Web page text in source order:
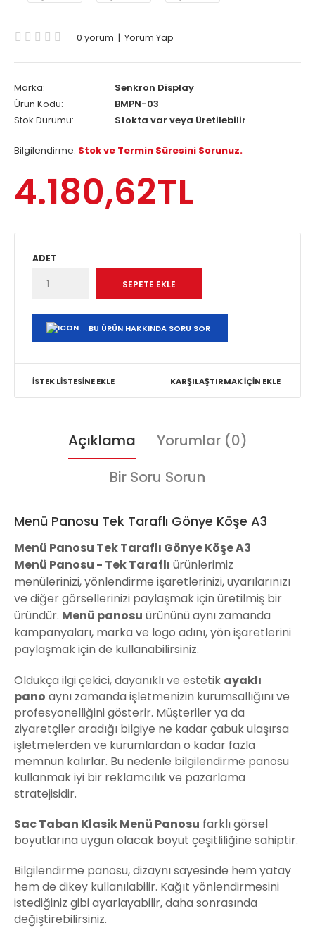
0 yorum | Yorum Yap
Marka:
Senkron Display
Ürün Kodu:
BMPN-03
Stok Durumu:
Stokta var veya Üretilebilir
Bilgilendirme: Stok ve Termin Süresini Sorunuz.
4.180,62TL
ADET
BU ÜRÜN HAKKINDA SORU SOR
İSTEK LISTESINE EKLE KARŞILAŞTIRMAK İÇIN EKLE
Açıklama
Yorumlar (0)
Bir Soru Sorun
Menü Panosu Tek Taraflı Gönye Köşe A3
Menü Panosu Tek Taraflı Gönye Köşe A3
Menü Panosu - Tek Taraflı ürünlerimiz
menülerinizi, yönlendirme işaretlerinizi, uyarılarınızı
ve diğer görsellerinizi paylaşmak için üretilmiş bir
üründür. Menü panosu ürününü aynı zamanda
kampanyaları, marka ve logo adını, yön işaretlerini
paylaşmak için de kullanabilirsiniz.
Oldukça ilgi çekici, dayanıklı ve estetik ayaklı
pano aynı zamanda işletmenizin kurumsallığını ve
profesyonelliğini gösterir. Müşteriler ya da
ziyaretçiler aradığı bilgiye ne kadar çabuk ulaşırsa
işletmelerden ve kurumlardan o kadar fazla
memnun kalırlar. Bu nedenle bilgilendirme panosu
kullanmak iyi bir reklamcılık ve pazarlama
stratejisidir.
Sac Taban KlasikMenü Panosu farklı görsel
boyutlarına uygun olacak boyut çeşitliliğine sahiptir.
Bilgilendirme panosu, dizaynı sayesinde hem yatay
hem de dikey kullanılabilir. Kağıt yönlendirmesini
istediğiniz gibi ayarlayabilir, daha sonrasında
değiştirebilirsiniz.